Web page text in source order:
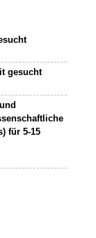
gesucht
für 5-15